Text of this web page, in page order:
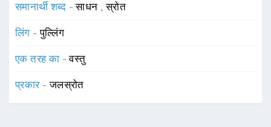
समानार्थी शब्द -साधन ,स्रोत
लिंग -पुल्लिंग
एक तरह का -वस्तु
प्रकार -जलस्रोत